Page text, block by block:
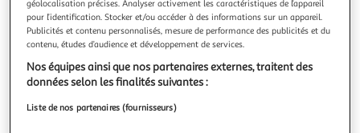
des P'tites Poules ! Neuf planches à scruter attentivement
pour retrouver les nouveaux objets qui s'y sont cachés, au
milieu d'
En savoir +
Vous voulez connaître le prix de ce produit ?
Afficher le prix
géolocalisation précises. Analyser activement les caractéristiques de l’appareil
pour l’identification. Stocker et/ou accéder à des informations sur un appareil.
Publicités et contenu personnalisés, mesure de performance des publicités et du
contenu, études d’audience et développement de services.
Nos équipes ainsi que nos partenaires externes, traitent des
données selon les finalités suivantes :
Liste de nos partenaires (fournisseurs)